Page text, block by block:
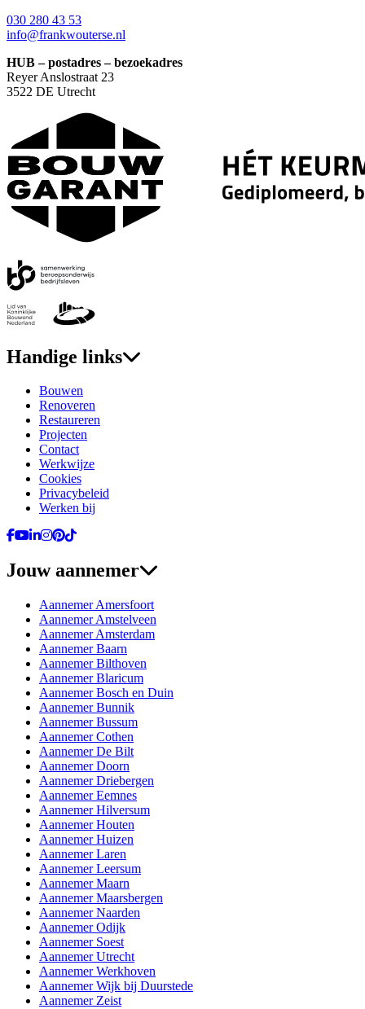
030 280 43 53
info@frankwouterse.nl
HUB – postadres – bezoekadres
Reyer Anslostraat 23
3522 DE Utrecht
Handige links
Bouwen
Renoveren
Restaureren
Projecten
Contact
Werkwijze
Cookies
Privacybeleid
Werken bij
Ga naar Facebook
Ga naar YouTube
Ga naar LinkedIn
Ga naar Instagram
Ga naar Pinterest
Ga naar TikTok
Jouw aannemer
Aannemer Amersfoort
Aannemer Amstelveen
Aannemer Amsterdam
Aannemer Baarn
Aannemer Bilthoven
Aannemer Blaricum
Aannemer Bosch en Duin
Aannemer Bunnik
Aannemer Bussum
Aannemer Cothen
Aannemer De Bilt
Aannemer Doorn
Aannemer Driebergen
Aannemer Eemnes
Aannemer Hilversum
Aannemer Houten
Aannemer Huizen
Aannemer Laren
Aannemer Leersum
Aannemer Maarn
Aannemer Maarsbergen
Aannemer Naarden
Aannemer Odijk
Aannemer Soest
Aannemer Utrecht
Aannemer Werkhoven
Aannemer Wijk bij Duurstede
Aannemer Zeist